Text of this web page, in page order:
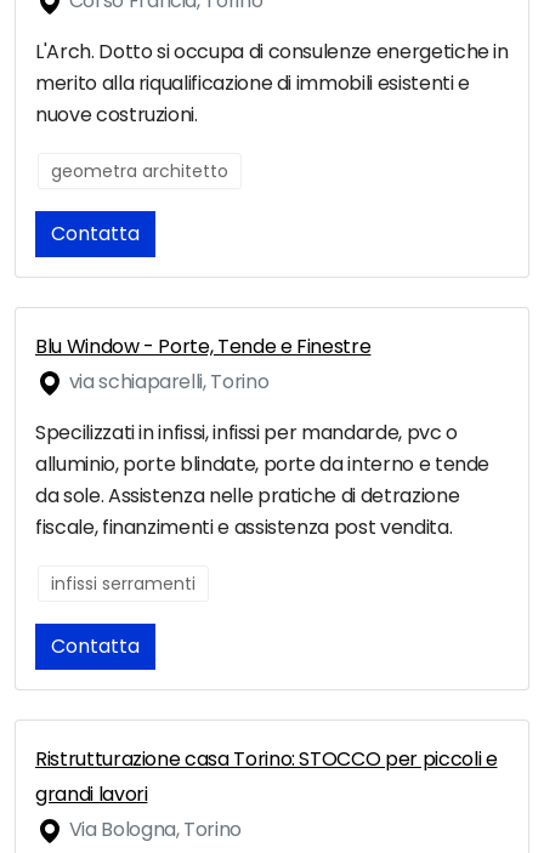
L'Arch. Dotto si occupa di consulenze energetiche in
merito alla riqualificazione di immobili esistenti e
nuove costruzioni.
geometra architetto
Contatta
Blu Window - Porte, Tende e Finestre
via schiaparelli, Torino
Specilizzati in infissi, infissi per mandarde, pvc o
alluminio, porte blindate, porte da interno e tende
da sole. Assistenza nelle pratiche di detrazione
fiscale, finanzimenti e assistenza post vendita.
infissi serramenti
Contatta
Ristrutturazione casa Torino: STOCCO per piccoli e
grandi lavori
Via Bologna, Torino